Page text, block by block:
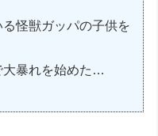
怪獣ガッパの子供を
大暴れを始めた…